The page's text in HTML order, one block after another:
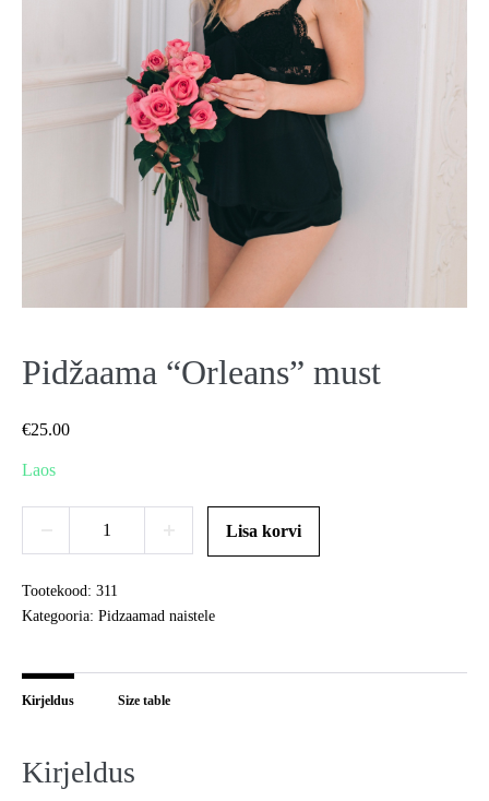
Pidžaama “Orleans” must
€25.00
Laos
Pidžaama
“Orleans”
kogus
Lisa korvi
Tootekood: 311
Kategooria: Pidzaamad naistele
Kirjeldus Size table
Kirjeldus